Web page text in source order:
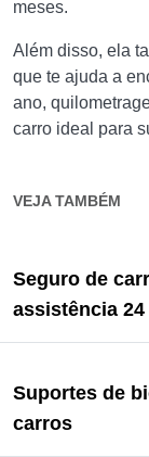
meses.
Além disso, ela
que te ajuda a
ano,
carro ideal para
VEJA TAMBÉM
Seguro de
assistência
Suportes de
carros